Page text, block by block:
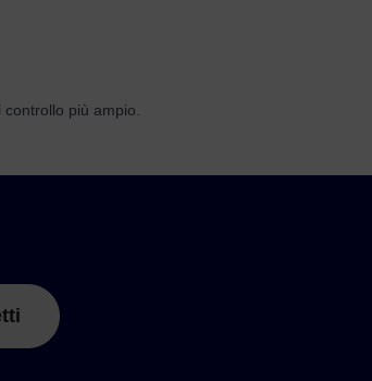
più ampio.